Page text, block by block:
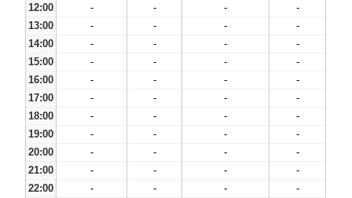
12:00
- - -
-
13:00
- - -
-
14:00
- - -
-
15:00
- - -
-
16:00
- - -
-
17:00
- - -
-
18:00
- - -
-
19:00
- - -
-
20:00
- - -
-
21:00
- - -
-
22:00
- - -
-